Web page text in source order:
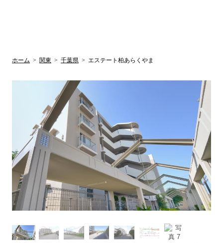
ホーム > 関東 > 千葉県 > エステート柏あらくやま